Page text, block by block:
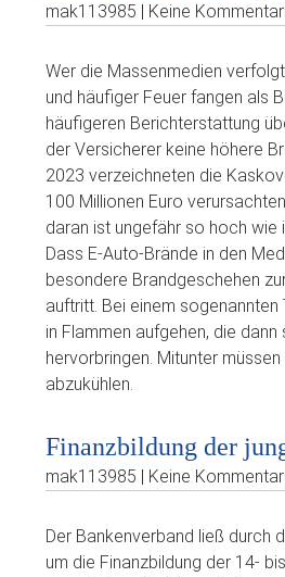
mak113985 | Keine
Wer die Massenmedien
und häufiger Feuer fangen als
häufigeren Berichterstattung
der Versicherer keine höhere
2023 verzeichneten die
100 Millionen Euro
daran ist ungefähr so hoch wie
Dass E-Auto-Brände in den
besondere Brandgeschehen
auftritt. Bei einem
in Flammen aufgehen, die
hervorbringen. Mitunter
abzukühlen.
Finanzbildung der
mak113985 | Keine
Der Bankenverband ließ durch
um die Finanzbildung der 14-